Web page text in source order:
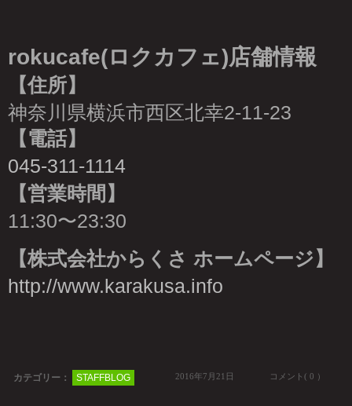
rokucafe(ロクカフェ)店舗情報
【住所】
神奈川県横浜市西区北幸2-11-23
【電話】
045-311-1114
【営業時間】
11:30〜23:30
【株式会社からくさ ホームページ】
http://www.karakusa.info
カテゴリー： STAFFBLOG 2016年7月21日 コメント( 0 ）